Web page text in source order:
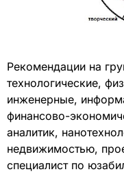
Рекомендации на
технологические,
инженерные,
финансово-
аналитик,
недвижимостью,
специалист по